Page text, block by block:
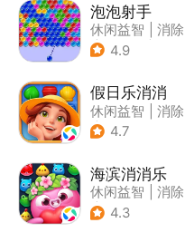
泡泡射手
休闲益智
消除
| 泡泡龙
4.9
假日乐消消
休闲益智
消除
| 乐元素
4.7
海滨消消乐
休闲益智 消除
| 乐元素
4.3